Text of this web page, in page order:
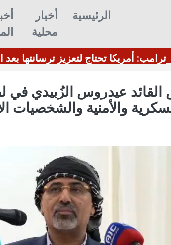
الرئيسية
أخبار
محلية
بالوقود من مطار بن غوريون
القائد عيدروس الزُبيدي في
والأمنية والشخصيات